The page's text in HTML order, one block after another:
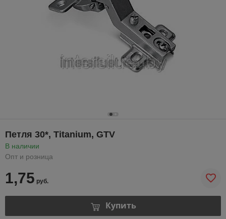
Петля 30*, Titanium, GTV
В наличии
Опт и розница
1,75 руб.
Купить